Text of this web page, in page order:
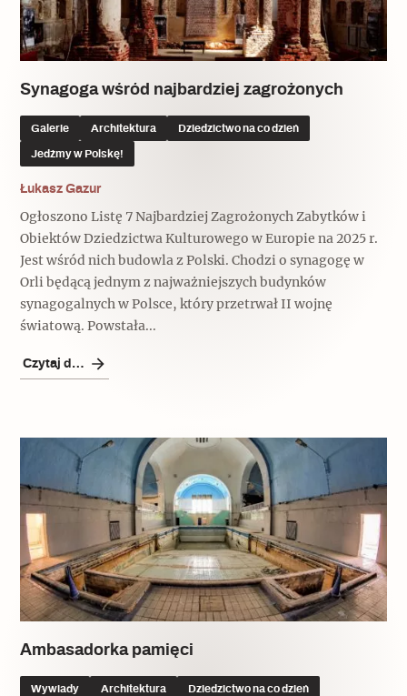
Synagoga wśród najbardziej zagrożonych
Galerie Architektura Dziedzictwo na co dzień
Jedźmy w Polskę!
Łukasz Gazur
Ogłoszono Listę 7 Najbardziej Zagrożonych Zabytków i
Obiektów Dziedzictwa Kulturowego w Europie na 2025 r.
Jest wśród nich budowla z Polski. Chodzi o synagogę w
Orli będącą jednym z najważniejszych budynków
synagogalnych w Polsce, który przetrwał II wojnę
światową. Powstała...
Czytaj dalej
Ambasadorka pamięci
Wywiady Architektura Dziedzictwo na co dzień